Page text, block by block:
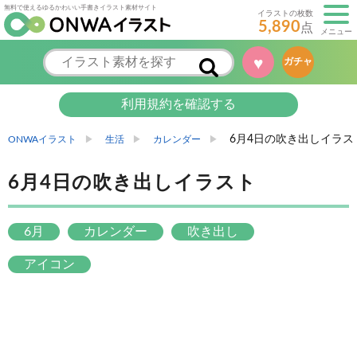
無料で使えるゆるかわいい手書きイラスト素材サイト
イラストの枚数
5,890点 メニュー
♥ ガチャ
利用規約を確認する
ONWAイラスト 生活 カレンダー 6月4日の吹き出しイラス
6月4日の吹き出しイラスト
6月 カレンダー 吹き出し
アイコン